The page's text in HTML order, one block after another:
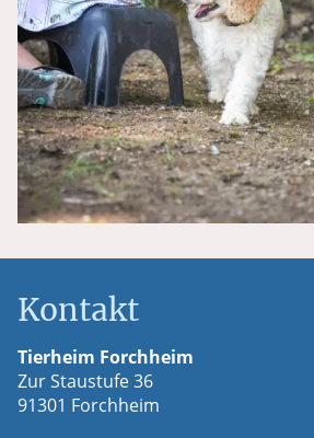
Kontakt
Tierheim Forchheim
Zur Staustufe 36
91301 Forchheim